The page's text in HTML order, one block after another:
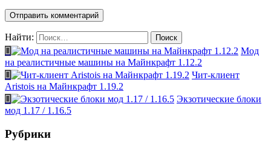
Найти:
Мод
на реалистичные машины на Майнкрафт 1.12.2
Чит-клиент
Aristois на Майнкрафт 1.19.2
Экзотические блоки
мод 1.17 / 1.16.5
Рубрики